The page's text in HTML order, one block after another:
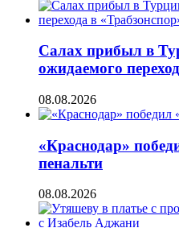
Салах прибыл в
ожидаемого
08.08.2026
«Краснодар»
пенальти
08.08.2026